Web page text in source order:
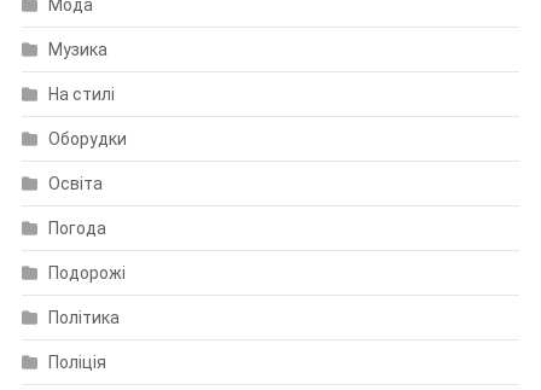
Мода
Музика
На стилі
Оборудки
Освіта
Погода
Подорожі
Політика
Поліція